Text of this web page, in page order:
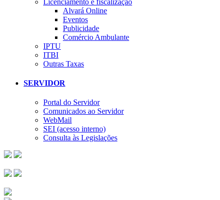
Alvará Online
Eventos
Publicidade
Comércio Ambulante
IPTU
ITBI
Outras Taxas
SERVIDOR
Portal do Servidor
Comunicados ao Servidor
WebMail
SEI (acesso interno)
Consulta às Legislações